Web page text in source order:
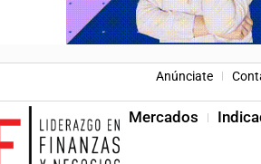
Anúnciate
Mercados